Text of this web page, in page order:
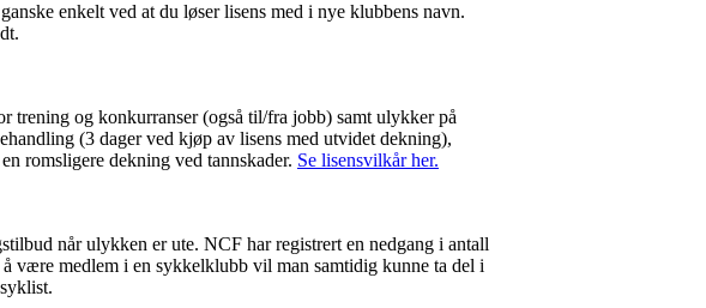
enkelt ved at du løser lisens med i nye klubbens navn.
og konkurranser (også til/fra jobb) samt ulykker på
(3 dager ved kjøp av lisens med utvidet dekning),
romsligere dekning ved tannskader. Se lisensvilkår her.
når ulykken er ute. NCF har registrert en nedgang i antall
være medlem i en sykkelklubb vil man samtidig kunne ta del i